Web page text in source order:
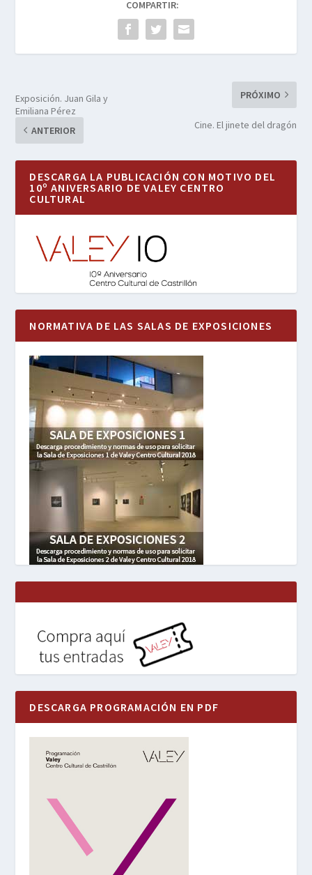
COMPARTIR:
Exposición. Juan Gila y
Emiliana Pérez
ANTERIOR
PRÓXIMO
Cine. El jinete del dragón
DESCARGA LA PUBLICACIÓN CON MOTIVO DEL
10º ANIVERSARIO DE VALEY CENTRO
CULTURAL
NORMATIVA DE LAS SALAS DE EXPOSICIONES
DESCARGA PROGRAMACIÓN EN PDF